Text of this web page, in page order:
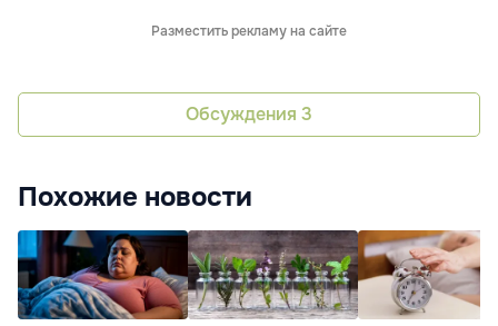
Разместить рекламу на сайте
Обсуждения 3
Похожие новости